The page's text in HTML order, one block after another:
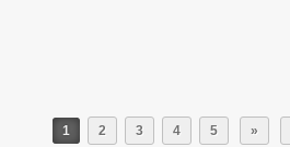
1 2 3 4 5 »